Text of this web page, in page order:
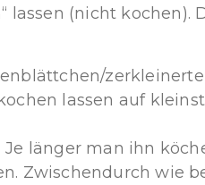
(nicht kochen).
lassen auf
länger man ihn
Zwischendurch wie